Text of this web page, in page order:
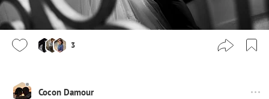
3
Cocon Damour